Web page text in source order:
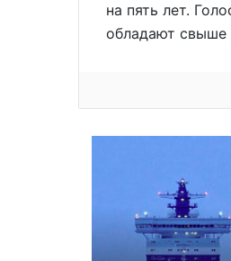
на пять лет.
обладают свыше